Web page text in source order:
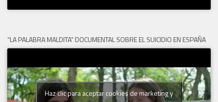
“LA PALABRA MALDITA” DOCUMENTAL SOBRE EL SUICIDIO EN ESPAÑA
Haz clic para aceptar cookies de marketing y